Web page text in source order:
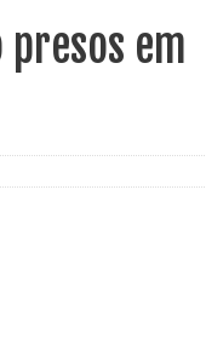
em